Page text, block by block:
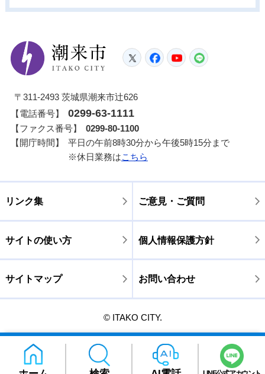
潮来市
TwitterFacebook
YouTube
〒311-2493 茨城県潮来市辻626
【電話番号】
0299-63-1111
【ファクス番号】
0299-80-1100
【開庁時間】
平日の午前8時30分から午後5時15分まで
※休日業務はこちら
リンク集 ご意見・ご質問
サイトの使い方 個人情報保護方針
サイトマップ お問い合わせ
© ITAKO CITY.